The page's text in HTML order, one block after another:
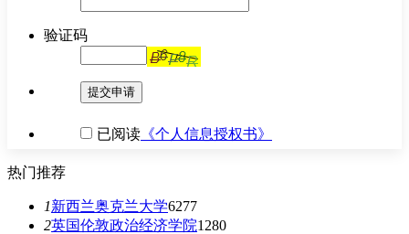
验证码
提交申请
已阅读 《个人信息授权书》
热门推荐
1新西兰奥克兰大学6277
2英国伦敦政治经济学院1280